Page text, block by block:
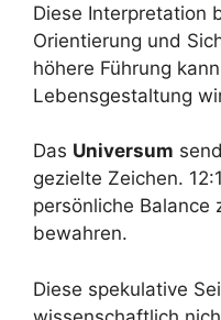
Diese Interpretation
Orientierung und
höhere Führung kann
Lebensgestaltung
Das Universum
gezielte Zeichen.
persönliche Balance
bewahren.
Diese spekulative